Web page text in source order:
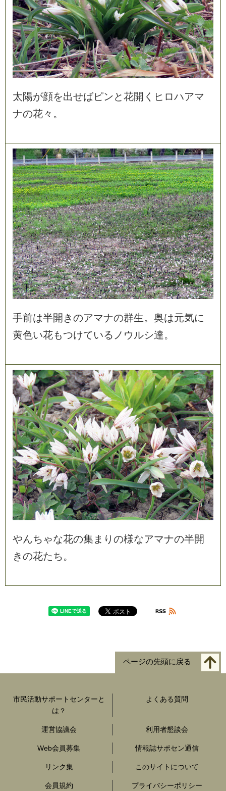
太陽が顔を出せばピンと花開 く ヒ ロハアマ
ナの花々 。
手前は半開 きのアマナの群生。 奥は元気に
黄色い花もつけている ノ ウ ルシ達。
やんちゃな花の集 ま り の様なアマナの半開
きの花たち。
ページの先頭に戻る
市民活動サポートセンターと
は？
よくある質問
運営協議会 利用者懇談会
Web会員募集 情報誌サポセン通信
リンク集 このサイトについて
会員規約 プライバシーポリシー